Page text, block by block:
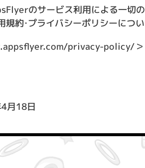
のサービス利用による一切
約・プライバシーポリシーにつ
privacy-policy/＞
月18日